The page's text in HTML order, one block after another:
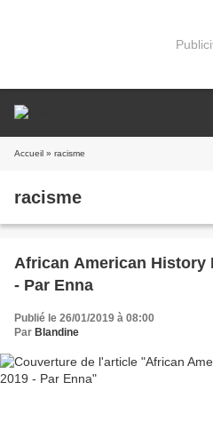
Accueil » racisme
racisme
African American History
- Par Enna
Publié le 26/01/2019 à 08:00
Par Blandine